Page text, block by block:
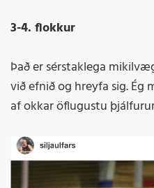
3-4. flokkur
Það er sérstaklega
við efnið og hreyfa sig. Ég
af okkar öflugustu